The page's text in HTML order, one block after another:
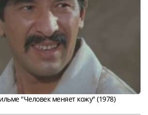
"Человек меняет кожу" (1978)